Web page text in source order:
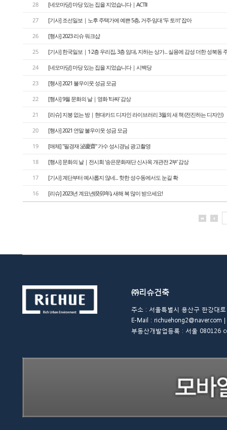
28 [네모마당] 마당 있는 집을 지었습니다｜ACTⅡ
27 [기사] 조선일보｜노후 주택가에 예쁜 5층, 거주·임대 ‘두 토끼’ 잡아
26 [행사] 2023 리슈 워크샵
25 [기사] 한국일보｜1·2층 우리집, 3층 임대, 지하는 상가... 실용에 감성 더한 성북동
24 [네모마당] 마당 있는 집을 지었습니다｜시백당
23 [행사] 2021 불우이웃 성금 모금
22 [행사] 9월 문화의 날｜영화 '타짜' 감상
21 [리슈] 지붕 없는 방｜현대카드 디자인 라이브러리 3월의 새 책 (전진하는 디자인)
20 [행사] 2021 연말 불우이웃 성금 모금
19 [매체] "필경재 泌慶齋" 가수 성시경님 광고촬영
18 [행사] 문화의 날｜전시회 '송은문화재단 신사옥 개관전 2부' 감상
17 [기사] 계단부터 예사롭지 않네... 핫한 성수동에서도 눈길 확
16 [리슈] 2023년 계묘년(癸卯年), 새해 복 많이 받으세요!
㈜리슈건축
주소 : 서울특별시 용산구 한강대
E-Mail :
부동산개발업등록 : 서울 080126